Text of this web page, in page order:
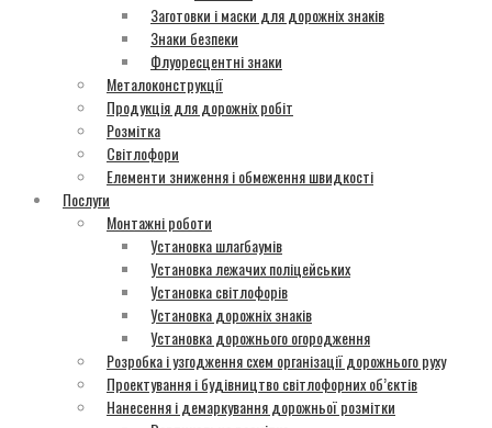
Заготовки і маски для дорожніх знаків
Знаки безпеки
Флуоресцентні знаки
Металоконструкції
Продукція для дорожніх робіт
Розмітка
Світлофори
Елементи зниження і обмеження швидкості
Послуги
Монтажні роботи
Установка шлагбаумів
Установка лежачих поліцейських
Установка світлофорів
Установка дорожніх знаків
Установка дорожнього огородження
Розробка і узгодження схем організації дорожнього руху
Проектування і будівництво світлофорних об’єктів
Нанесення і демаркування дорожньої розмітки